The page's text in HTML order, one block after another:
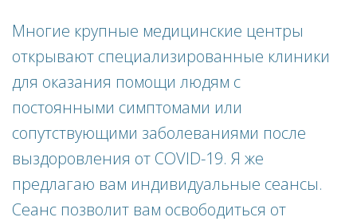
Многие крупные медицинские центры
открывают специализированные клиники
для оказания помощи людям с
постоянными симптомами или
сопутствующими заболеваниями после
выздоровления от COVID-19. Я же
предлагаю вам индивидуальные сеансы.
Сеанс позволит вам освободиться от